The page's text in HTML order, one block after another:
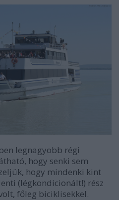
legnagyobb régi
hogy senki sem
hogy mindenki kint
(légkondicionált!) rész
főleg biciklisekkel.